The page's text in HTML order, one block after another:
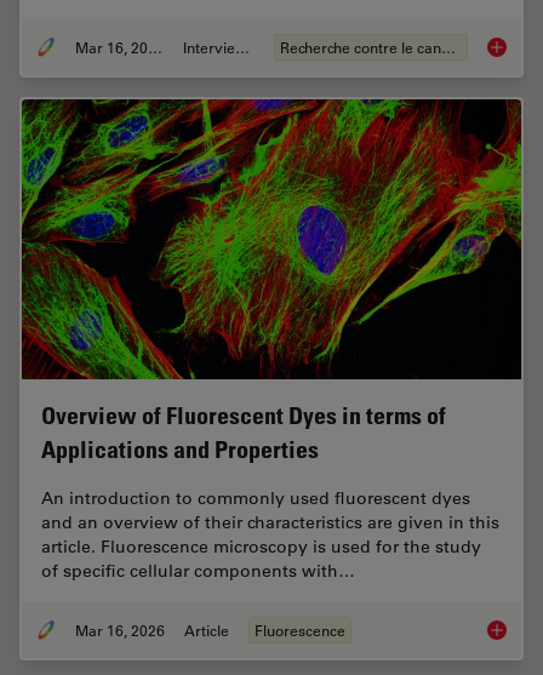
Mar 16, 2026 Interviews Recherche contre le cancer
Overview of Fluorescent Dyes in terms of
Applications and Properties
An introduction to commonly used fluorescent dyes
and an overview of their characteristics are given in this
article. Fluorescence microscopy is used for the study
of specific cellular components with…
Mar 16, 2026 Article Fluorescence